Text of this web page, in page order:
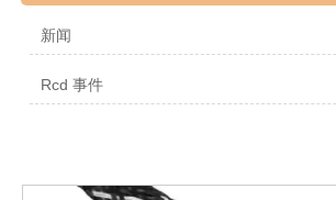
新闻
Rcd 事件